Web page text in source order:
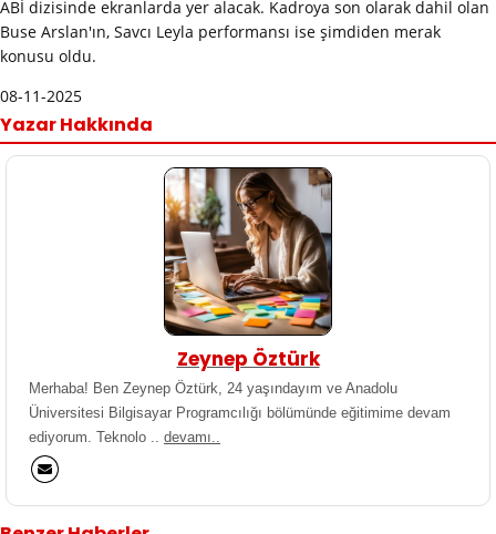
ABİ dizisinde ekranlarda yer alacak. Kadroya son olarak dahil olan
Buse Arslan'ın, Savcı Leyla performansı ise şimdiden merak
konusu oldu.
08-11-2025
Yazar Hakkında
Zeynep Öztürk
Merhaba! Ben Zeynep Öztürk, 24 yaşındayım ve Anadolu
Üniversitesi Bilgisayar Programcılığı bölümünde eğitimime devam
ediyorum. Teknolo .. devamı..